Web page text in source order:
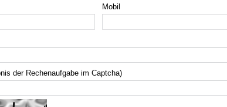
Mobil
der Rechenaufgabe im Captcha)